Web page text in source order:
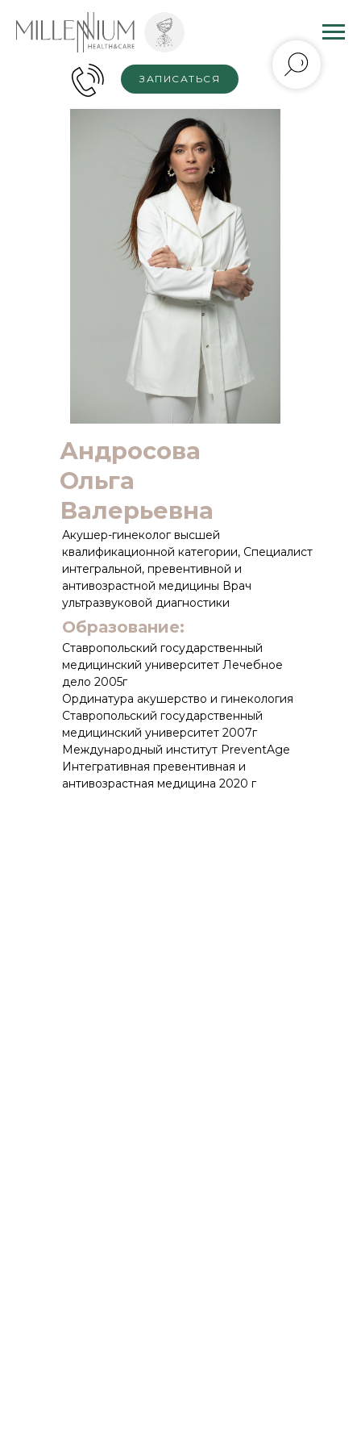
ЗАПИСАТЬСЯ
Андросова
Ольга
Валерьевна
Акушер-гинеколог высшей
квалификационной категории, Специалист
интегральной, превентивной и
антивозрастной медицины Врач
ультразвуковой диагностики
Образование:
Ставропольский государственный
медицинский университет Лечебное
дело 2005г
Ординатура акушерство и гинекология
Ставропольский государственный
медицинский университет 2007г
Международный институт PreventAge
Интегративная превентивная и
антивозрастная медицина 2020 г